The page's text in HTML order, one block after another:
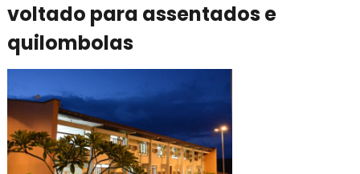
voltado para assentados e
quilombolas